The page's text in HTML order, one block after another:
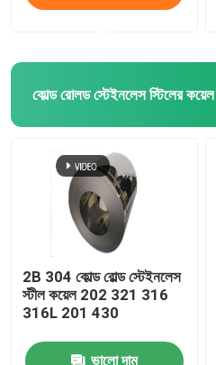
কোল্ড রোলড স্টেইনলেস স্টিলের কয়েল
2B 304 কোল্ড রোল্ড স্টেইনলেস
স্টীল কয়েল 202 321 316
316L 201 430
ভালো দাম